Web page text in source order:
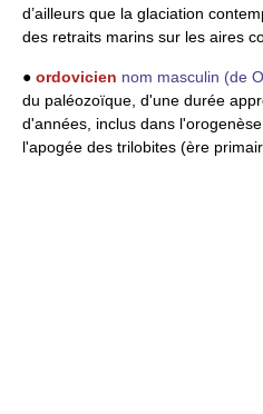
d’ailleurs que la glaciation
des retraits marins sur les aires
● ordovicien nom masculin (de
du paléozoïque, d'une durée
d'années, inclus dans
l'apogée des trilobites (ère